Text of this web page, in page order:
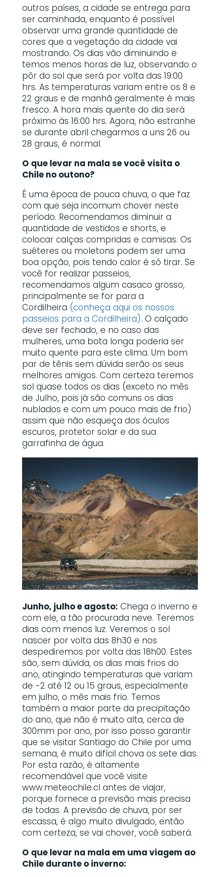
outros países, a cidade se entrega para
ser caminhada, enquanto é possível
observar uma grande quantidade de
cores que a vegetação da cidade vai
mostrando. Os dias vão diminuindo e
temos menos horas de luz, observando o
pôr do sol que será por volta das 19:00
hrs. As temperaturas variam entre os 8 e
22 graus e de manhã geralmente é mais
fresco. A hora mais quente do dia será
próximo às 16:00 hrs. Agora, não estranhe
se durante abril chegarmos a uns 26 ou
28 graus, é normal.
O que levar na mala se você visita o
Chile no outono?
É uma época de pouca chuva, o que faz
com que seja incomum chover neste
período. Recomendamos diminuir a
quantidade de vestidos e shorts, e
colocar calças compridas e camisas. Os
suéteres ou moletons podem ser uma
boa opção, pois tendo calor é só tirar. Se
você for realizar passeios,
recomendamos algum casaco grosso,
principalmente se for para a
Cordilheira (conheça aqui os nossos
passeios para a Cordilheira). O calçado
deve ser fechado, e no caso das
mulheres, uma bota longa poderia ser
muito quente para este clima. Um bom
par de tênis sem dúvida serão os seus
melhores amigos. Com certeza teremos
sol quase todos os dias (exceto no mês
de Julho, pois já são comuns os dias
nublados e com um pouco mais de frio)
assim que não esqueça dos óculos
escuros, protetor solar e da sua
garrafinha de água.
Junho, julho e agosto: Chega o inverno e
com ele, a tão procurada neve. Teremos
dias com menos luz. Veremos o sol
nascer por volta das 8h30 e nos
despediremos por volta das 18h00. Estes
são, sem dúvida, os dias mais frios do
ano, atingindo temperaturas que variam
de -2 até 12 ou 15 graus, especialmente
em julho, o mês mais frio. Temos
também a maior parte da precipitação
do ano, que não é muito alta, cerca de
300mm por ano, por isso posso garantir
que se visitar Santiago do Chile por uma
semana, é muito difícil chova os sete dias.
Por esta razão, é altamente
recomendável que você visite
www.meteochile.cl antes de viajar,
porque fornece a previsão mais precisa
de todas. A previsão de chuva, por ser
escassa, é algo muito divulgado, então
com certeza, se vai chover, você saberá.
O que levar na mala em uma viagem ao
Chile durante o inverno: